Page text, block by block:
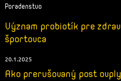
Poradenstvo
Význam probiotík pre
športovca
20.1.2025
Ako prerušovaný post